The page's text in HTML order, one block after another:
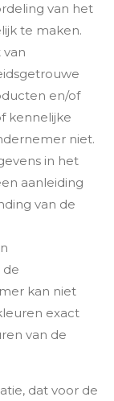
van het
te maken.
en/of
kennelijke
niet.
in het
aanleiding
van de
de
kan niet
exact
van de
dat voor de